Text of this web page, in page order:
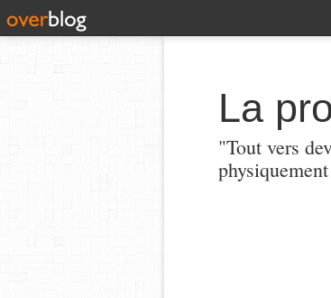
La
"Tout vers